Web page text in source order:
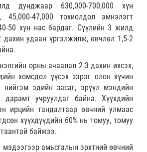
дунджаар 630,000-700,000 хүн
45,000-47,000 тохиолдол эмнэлэгт
50 хүн нас бардаг. Сүүлийн 3 жилд
дахин удаан үргэлжилж, өвчлөл 1,5-2
орны ачаалал 2-3 дахин ихсэх,
хомсдол үүсэх зэрэг олон хүчин
нийгэм эдийн засаг, эрүүл мэндийн
дарамт учруулдаг байна. Хүүхдийн
ирцийн тандалтаар өвчний улмаас
хүүхдүүдийн 60% нь томуу, томуу
байжээ.
мэдээгээр амьсгалын эрхтний өвчний